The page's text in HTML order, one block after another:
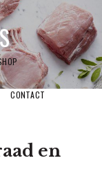
CONTACT
en